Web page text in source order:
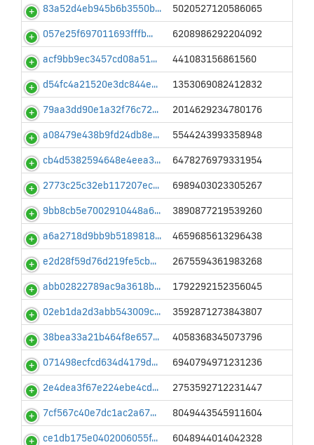
83a52d4eb945b6b3550b...
5020527120586065
057e25f697011693fffb...
6208986292204092
acf9bb9ec3457cd08a51...
441083156861560
d54fc4a21520e3dc844e...
1353069082412832
79aa3dd90e1a32f76c72...
2014629234780176
a08479e438b9fd24db8e...
5544243993358948
cb4d5382594648e4eea3...
6478276979331954
2773c25c32eb117207ec...
6989403023305267
9bb8cb5e7002910448a6...
3890877219539260
a6a2718d9bb9b5189818...
4659685613296438
e2d28f59d76d219fe5cb...
2675594361983268
abb02822789ac9a3618b...
1792292152356045
02eb1da2d3abb543009c...
3592871273843807
38bea33a21b464f8e657...
4058368345073796
071498ecfcd634d4179d...
6940794971231236
2e4dea3f67e224ebe4cd...
2753592712231447
7cf567c40e7dc1ac2a67...
8049443545911604
ce1db175e0402006055f...
6048944014042328